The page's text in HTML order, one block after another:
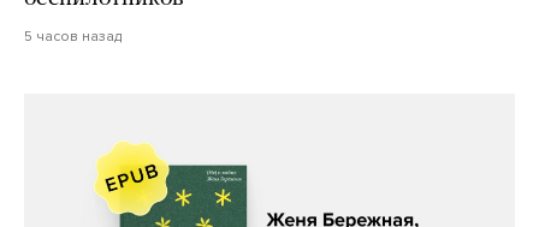
5 часов назад